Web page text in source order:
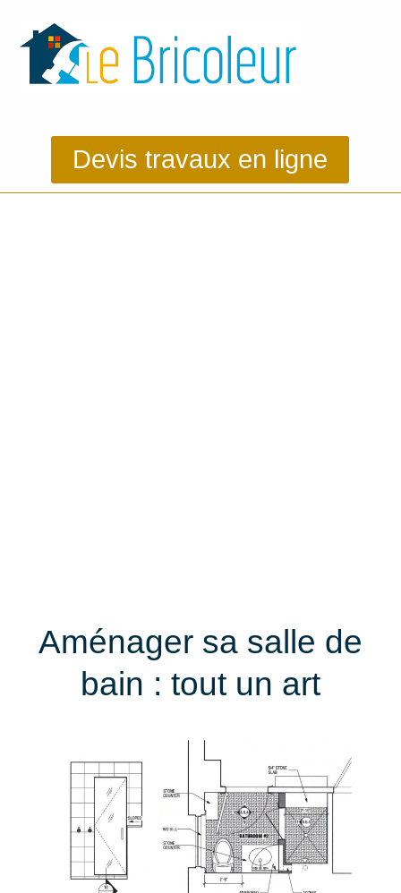
Devis travaux en ligne
Aménager sa salle de
bain : tout un art